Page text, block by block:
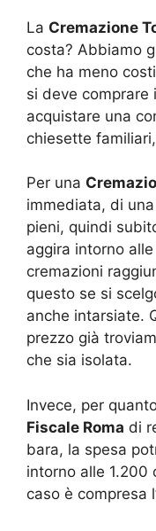
La Cremazione
costa? Abbiamo
che ha meno
si deve comprare
acquistare una
chiesette
Per una
immediata, di
pieni, quindi
aggira intorno
cremazioni
questo se si
anche intarsiate.
prezzo già
che sia isolata.
Invece, per
Fiscale Roma di
bara, la spesa
intorno alle 1.200
caso è compresa